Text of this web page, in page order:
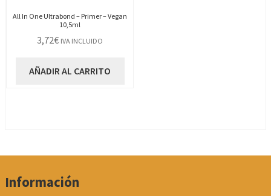
All In One Ultrabond – Primer – Vegan
10,5ml
3,72€ IVA INCLUIDO
AÑADIR AL CARRITO
Información